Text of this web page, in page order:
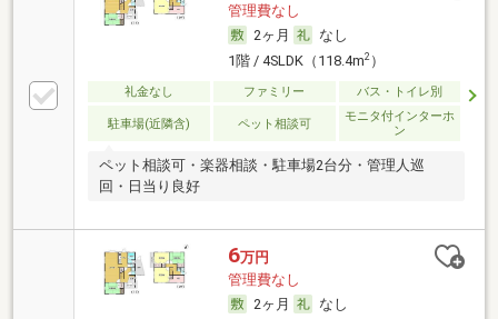
管理費なし
2ヶ月
なし
1階 / 4SLDK（118.4m2）
礼金なし ファミリー バス・トイレ別
駐車場(近隣含) ペット相談可
モニタ付インターホ
ン
ペット相談可・楽器相談・駐車場2台分・管理人巡
回・日当り良好
6万円
管理費なし
2ヶ月
なし